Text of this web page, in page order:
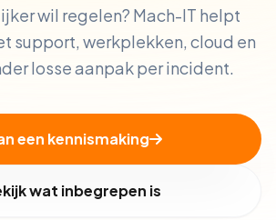
wil regelen? Mach-IT helpt
support, werkplekken, cloud en
losse aanpak per incident.
een kennismaking
wat inbegrepen is